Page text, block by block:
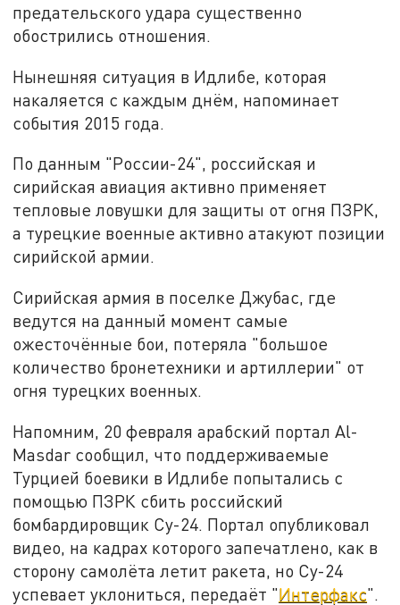
предательского удара существенно
обострились отношения.
Нынешняя ситуация в Идлибе, которая
накаляется с каждым днём, напоминает
события 2015 года.
По данным "России-24", российская и
сирийская авиация активно применяет
тепловые ловушки для защиты от огня ПЗРК,
а турецкие военные активно атакуют позиции
сирийской армии.
Сирийская армия в поселке Джубас, где
ведутся на данный момент самые
ожесточённые бои, потеряла "большое
количество бронетехники и артиллерии" от
огня турецких военных.
Напомним, 20 февраля арабский портал Al-
Masdar сообщил, что поддерживаемые
Турцией боевики в Идлибе попытались с
помощью ПЗРК сбить российский
бомбардировщик Су-24. Портал опубликовал
видео, на кадрах которого запечатлено, как в
сторону самолёта летит ракета, но Су-24
успевает уклониться, передаёт "Интерфакс".